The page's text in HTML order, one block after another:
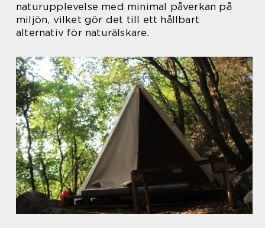
naturupplevelse med minimal påverkan på
miljön, vilket gör det till ett hållbart
alternativ för naturälskare.